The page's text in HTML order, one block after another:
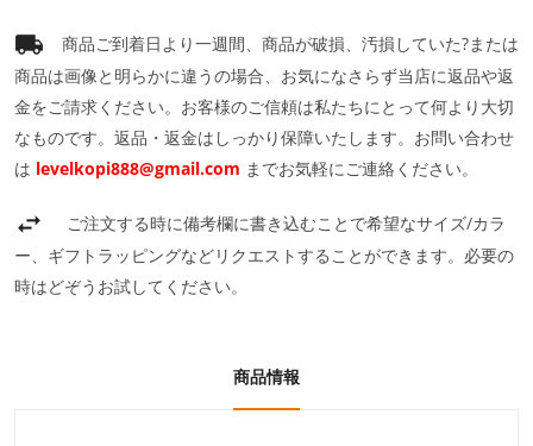
商品ご到着日より一週間、商品が破損、汚損していた?または
商品は画像と明らかに違うの場合、お気になさらず当店に返品や返
金をご請求ください。お客様のご信頼は私たちにとって何より大切
なものです。返品・返金はしっかり保障いたします。お問い合わせ
は levelkopi888@gmail.com までお気軽にご連絡ください。
ご注文する時に備考欄に書き込むことで希望なサイズ/カラ
ー、ギフトラッピングなどリクエストすることができます。必要の
時はどぞうお試してください。
商品情報